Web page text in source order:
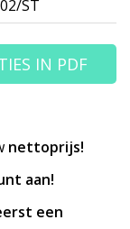
ST
IN PDF
nettoprijs!
aan!
een